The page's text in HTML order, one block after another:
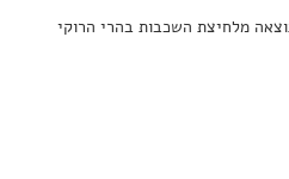
מלחיצת השכבות בהרי הרוקי